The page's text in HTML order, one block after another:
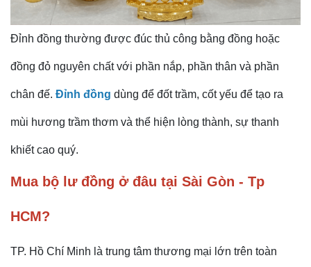
Đỉnh đồng thường được đúc thủ công bằng đồng hoặc
đồng đỏ nguyên chất với phần nắp, phần thân và phần
chân đế. Đỉnh đồng dùng để đốt trầm, cốt yếu để tạo ra
mùi hương trầm thơm và thể hiện lòng thành, sự thanh
khiết cao quý.
Mua bộ lư đồng ở đâu tại Sài Gòn - Tp
HCM?
TP. Hồ Chí Minh là trung tâm thương mại lớn trên toàn